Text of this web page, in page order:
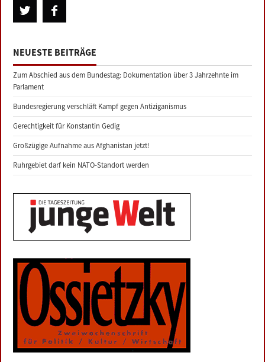
NEUESTE BEITRÄGE
Zum Abschied aus dem Bundestag: Dokumentation über 3 Jahrzehnte im
Parlament
Bundesregierung verschläft Kampf gegen Antiziganismus
Gerechtigkeit für Konstantin Gedig
Großzügige Aufnahme aus Afghanistan jetzt!
Ruhrgebiet darf kein NATO-Standort werden